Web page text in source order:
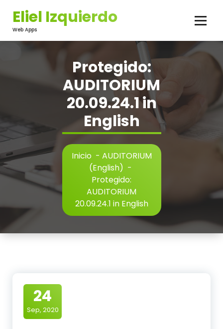
contenido
Eliel Izquierdo
Web Apps
Protegido:
AUDITORIUM
20.09.24.1 in
English
Inicio- AUDITORIUM
(English) -
Protegido:
AUDITORIUM
20.09.24.1 in English
24
Sep, 2020